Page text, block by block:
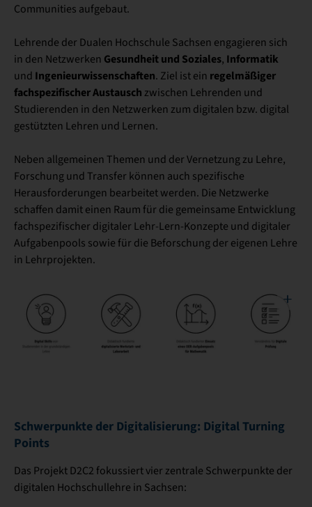
Communities aufgebaut.
Lehrende der Dualen Hochschule Sachsen engagieren sich
in den Netzwerken Gesundheit und Soziales, Informatik
und Ingenieurwissenschaften. Ziel ist ein regelmäßiger
fachspezifischer Austausch zwischen Lehrenden und
Studierenden in den Netzwerken zum digitalen bzw. digital
gestützten Lehren und Lernen.
Neben allgemeinen Themen und der Vernetzung zu Lehre,
Forschung und Transfer können auch spezifische
Herausforderungen bearbeitet werden. Die Netzwerke
schaffen damit einen Raum für die gemeinsame Entwicklung
fachspezifischer digitaler Lehr-Lern-Konzepte und digitaler
Aufgabenpools sowie für die Beforschung der eigenen Lehre
in Lehrprojekten.
Schwerpunkte der Digitalisierung: Digital Turning
Points
Das Projekt D2C2 fokussiert vier zentrale Schwerpunkte der
digitalen Hochschullehre in Sachsen: